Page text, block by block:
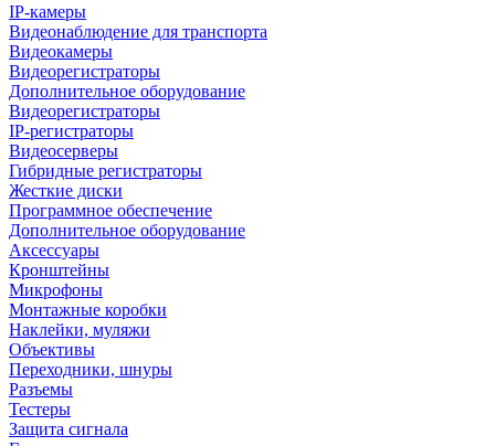
IP-камеры
Видеонаблюдение для транспорта
Видеокамеры
Видеорегистраторы
Дополнительное оборудование
Видеорегистраторы
IP-регистраторы
Видеосерверы
Гибридные регистраторы
Жесткие диски
Программное обеспечение
Дополнительное оборудование
Аксессуары
Кронштейны
Микрофоны
Монтажные коробки
Наклейки, муляжи
Объективы
Переходники, шнуры
Разъемы
Тестеры
Защита сигнала